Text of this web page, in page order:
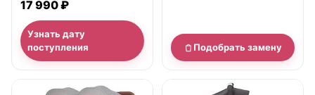
17 990 ₽
Узнать дату
поступления
Подобрать замену